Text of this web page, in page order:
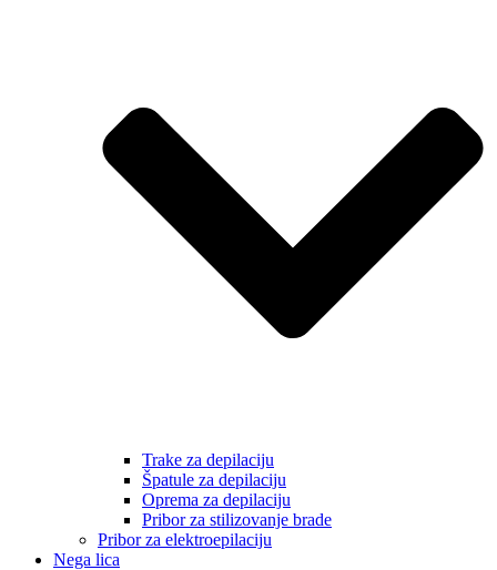
Trake za depilaciju
Špatule za depilaciju
Oprema za depilaciju
Pribor za stilizovanje brade
Pribor za elektroepilaciju
Nega lica